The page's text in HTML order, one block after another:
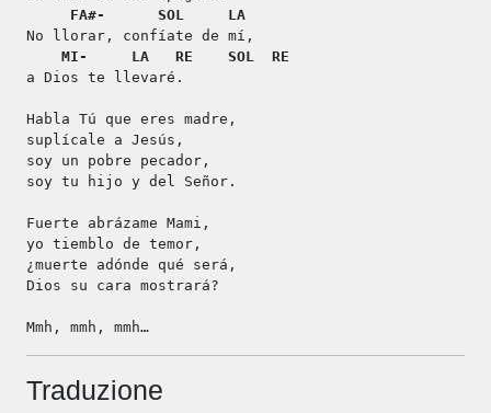
FA#-
SOL
LA
No llorar, confíate de mí,
MI-
LA RE SOL
RE
a Dios te llevaré.
Habla Tú que eres madre,
suplícale a Jesús,
soy un pobre pecador,
soy tu hijo y del Señor.
Fuerte abrázame Mami,
yo tiemblo de temor,
¿muerte adónde qué será,
Dios su cara mostrará?
Mmh, mmh, mmh…
Traduzione